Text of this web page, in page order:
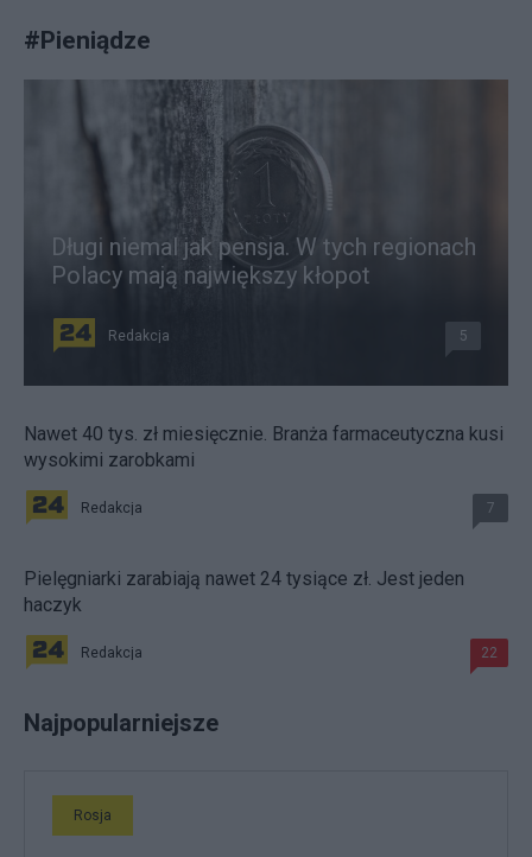
#Pieniądze
Długi niemal jak pensja. W tych regionach
Polacy mają największy kłopot
Redakcja 5
Nawet 40 tys. zł miesięcznie. Branża farmaceutyczna kusi
wysokimi zarobkami
Redakcja 7
Pielęgniarki zarabiają nawet 24 tysiące zł. Jest jeden
haczyk
Redakcja 22
Najpopularniejsze
Rosja